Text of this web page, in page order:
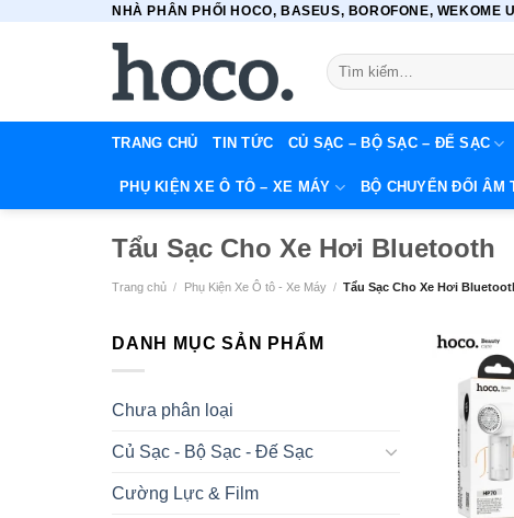
NHÀ PHÂN PHỐI HOCO, BASEUS, BOROFONE, WEKOME
Tìm
kiếm:
TRANG CHỦ TIN TỨC CỦ SẠC – BỘ SẠC – ĐẾ SẠC
PHỤ KIỆN XE Ô TÔ – XE MÁY BỘ CHUYỂN ĐỔI ÂM
Tẩu Sạc Cho Xe Hơi Bluetooth
Trang chủ / Phụ Kiện Xe Ô tô - Xe Máy / Tẩu Sạc Cho Xe Hơi
DANH MỤC SẢN PHẨM
Chưa phân loại
Củ Sạc - Bộ Sạc - Đế Sạc
Cường Lực & Film